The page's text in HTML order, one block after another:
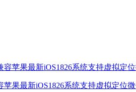
果最新iOS1826系统支持虚拟定位